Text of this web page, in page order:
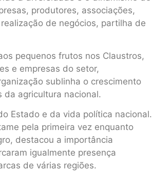
produtores, associações,
de negócios, partilha de
pequenos frutos nos Claustros,
e empresas do setor,
sublinha o crescimento
agricultura nacional.
Estado e da vida política nacional.
pela primeira vez enquanto
destacou a importância
igualmente presença
de várias regiões.